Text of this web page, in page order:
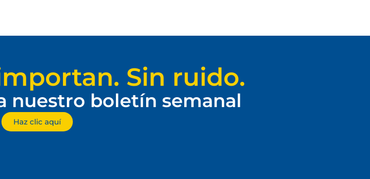
Sin ruido.
nuestro boletín semanal
Haz clic aquí